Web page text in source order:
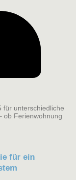
für unterschiedliche
ob Ferienwohnung
für ein